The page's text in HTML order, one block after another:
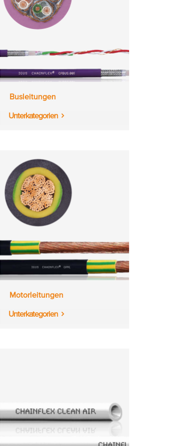
Busleitungen
Unterkategorien
Motorleitungen
Unterkategorien